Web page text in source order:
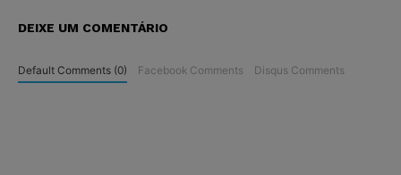
DEIXE UM COMENTÁRIO
Default Comments (0) Facebook Comments Disqus Comments